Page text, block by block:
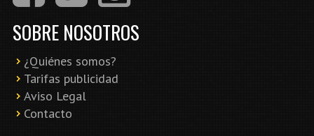
SOBRE NOSOTROS
¿Quiénes somos?
Tarifas publicidad
Aviso Legal
Contacto